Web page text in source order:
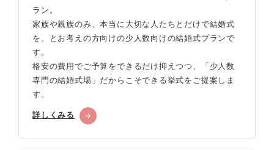
ラン。
家族や親族のみ、本当に大切な人たちとだけで結婚式
を、とお考えの方向けの少人数向けの結婚式プランで
す。
格安の費用でご予算をできるだけ抑えつつ、「少人数
専門の結婚式場」だからこそできる挙式をご提案しま
す。
詳しくみる